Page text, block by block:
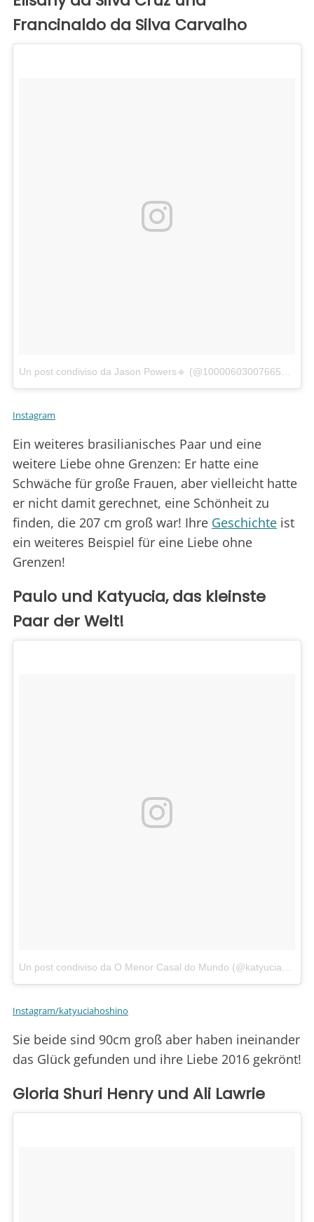
Francinaldo da Silva Carvalho
Instagram
Ein weiteres brasilianisches Paar und eine
weitere Liebe ohne Grenzen: Er hatte eine
Schwäche für große Frauen, aber vielleicht hatte
er nicht damit gerechnet, eine Schönheit zu
finden, die 207 cm groß war! Ihre Geschichte ist
ein weiteres Beispiel für eine Liebe ohne
Grenzen!
Paulo und Katyucia, das kleinste
Paar der Welt!
Un post condiviso da O Menor Casal do Mundo (@katyuciahoshino)
Instagram/katyuciahoshino
Sie beide sind 90cm groß aber haben ineinander
das Glück gefunden und ihre Liebe 2016 gekrönt!
Gloria Shuri Henry und Ali Lawrie